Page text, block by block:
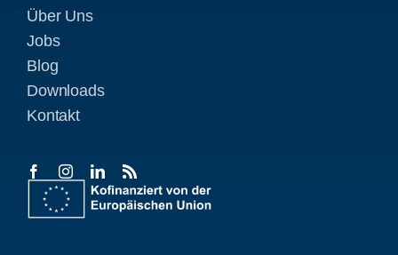
Über Uns
Jobs
Blog
Downloads
Kontakt